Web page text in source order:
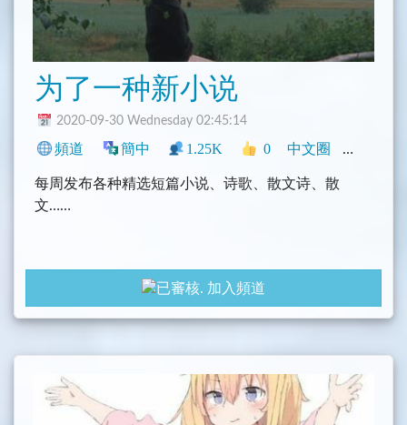
为了一种新小说
2020-09-30 Wednesday 02:45:14
頻道 簡中 1.25K 0 中文圈 興趣
每周发布各种精选短篇小说、诗歌、散文诗、散
文……
加入頻道